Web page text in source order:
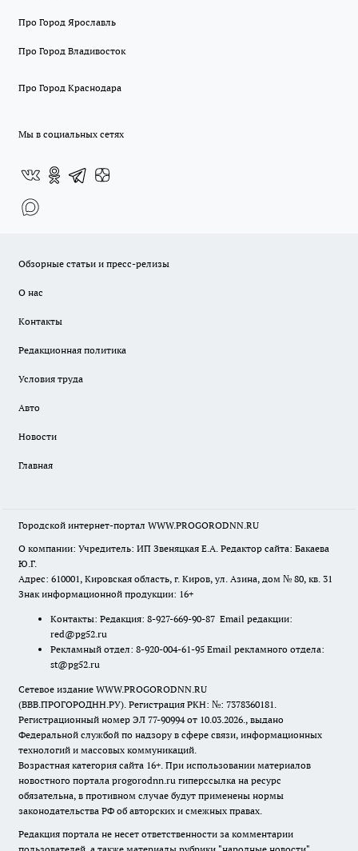
Про Город Ярославль
Про Город Владивосток
Про Город Краснодара
Мы в социальных сетях
Обзорные статьи и пресс-релизы
О нас
Контакты
Редакционная политика
Условия труда
Авто
Новости
Главная
Городской интернет-портал WWW.PROGORODNN.RU
О компании: Учредитель: ИП Звеняцкая Е.А. Редактор сайта: Бакаева
Ю.Г.
Адрес: 610001, Кировская область, г. Киров, ул. Азина, дом № 80, кв. 31
Знак информационной продукции: 16+
Контакты: Редакция: 8-927-669-90-87 Email редакции:
red@pg52.ru
Рекламный отдел: 8-920-004-61-95 Email рекламного отдела:
st@pg52.ru
Сетевое издание WWW.PROGORODNN.RU
(ВВВ.ПРОГОРОДНН.РУ). Регистрация РКН: №: 7378360181.
Регистрационный номер ЭЛ 77-90994 от 10.03.2026., выдано
Федеральной службой по надзору в сфере связи, информационных
технологий и массовых коммуникаций.
Возрастная категория сайта 16+. При использовании материалов
новостного портала progorodnn.ru гиперссылка на ресурс
обязательна, в противном случае будут применены нормы
законодательства РФ об авторских и смежных правах.
Редакция портала не несет ответственности за комментарии